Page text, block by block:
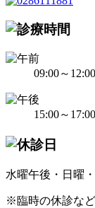
09:00～12:00
15:00～17:00
水曜午後・日曜
※臨時の休診な